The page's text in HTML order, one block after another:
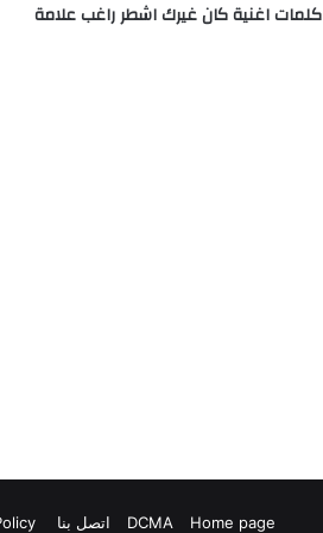
كلمات اغنية كان غيرك اشطر راغب علامة
Home page
DCMA اتصل بنا